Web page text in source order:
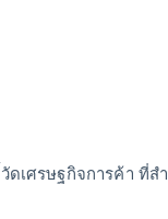
ดเศรษฐกิจการค้า ที่ส